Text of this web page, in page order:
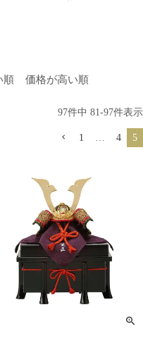
順 価格が高い順
97件中 81 -97件表示
1 4 5